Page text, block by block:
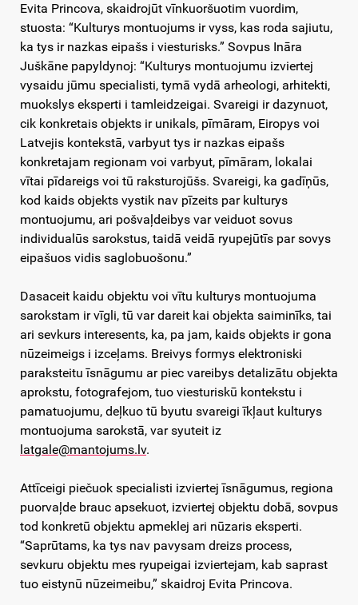
Evita Princova, skaidrojūt vīnkuoršuotim vuordim,
stuosta: “Kulturys montuojums ir vyss, kas roda sajiutu,
ka tys ir nazkas eipašs i viesturisks.” Sovpus Ināra
Juškāne papyldynoj: “Kulturys montuojumu izviertej
vysaidu jūmu specialisti, tymā vydā arheologi, arhitekti,
muokslys eksperti i tamleidzeigai. Svareigi ir dazynuot,
cik konkretais objekts ir unikals, pīmāram, Eiropys voi
Latvejis kontekstā, varbyut tys ir nazkas eipašs
konkretajam regionam voi varbyut, pīmāram, lokalai
vītai pīdareigs voi tū raksturojūšs. Svareigi, ka gadīņūs,
kod kaids objekts vystik nav pīzeits par kulturys
montuojumu, ari pošvaļdeibys var veiduot sovus
individualūs sarokstus, taidā veidā ryupejūtīs par sovys
eipašuos vidis saglobuošonu.”
Dasaceit kaidu objektu voi vītu kulturys montuojuma
sarokstam ir vīgli, tū var dareit kai objekta saiminīks, tai
ari sevkurs interesents, ka, pa jam, kaids objekts ir gona
nūzeimeigs i izceļams. Breivys formys elektroniski
paraksteitu īsnāgumu ar piec vareibys detalizātu objekta
aprokstu, fotografejom, tuo viesturiskū kontekstu i
pamatuojumu, deļkuo tū byutu svareigi īkļaut kulturys
montuojuma sarokstā, var syuteit iz
latgale@mantojums.lv.
Attīceigi piečuok specialisti izviertej īsnāgumus, regiona
puorvaļde brauc apsekuot, izviertej objektu dobā, sovpus
tod konkretū objektu apmeklej ari nūzaris eksperti.
“Saprūtams, ka tys nav pavysam dreizs process,
sevkuru objektu mes ryupeigai izviertejam, kab saprast
tuo eistynū nūzeimeibu,” skaidroj Evita Princova.